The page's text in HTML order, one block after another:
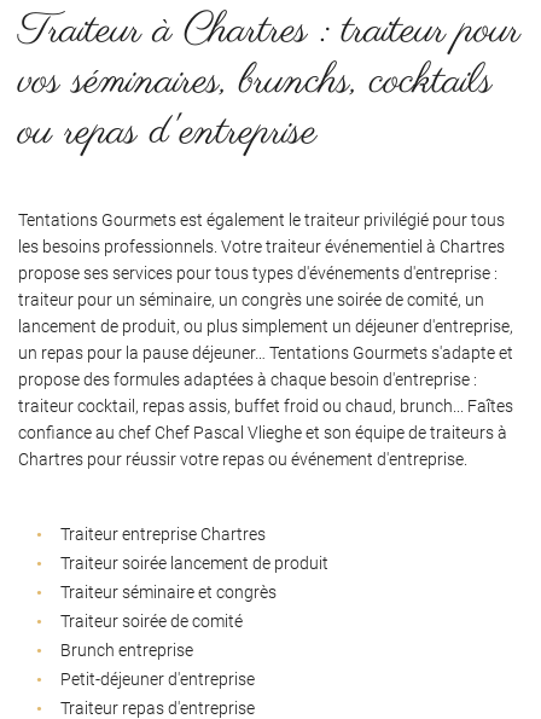
Traiteur à Chartres : traiteur pour
vos séminaires, brunchs, cocktails
ou repas d'entreprise
Tentations Gourmets est également le traiteur privilégié pour tous
les besoins professionnels. Votre traiteur événementiel à Chartres
propose ses services pour tous types d'événements d'entreprise :
traiteur pour un séminaire, un congrès une soirée de comité, un
lancement de produit, ou plus simplement un déjeuner d'entreprise,
un repas pour la pause déjeuner… Tentations Gourmets s'adapte et
propose des formules adaptées à chaque besoin d'entreprise :
traiteur cocktail, repas assis, buffet froid ou chaud, brunch... Faîtes
confiance au chef Chef Pascal Vlieghe et son équipe de traiteurs à
Chartres pour réussir votre repas ou événement d'entreprise.
Traiteur entreprise Chartres
Traiteur soirée lancement de produit
Traiteur séminaire et congrès
Traiteur soirée de comité
Brunch entreprise
Petit-déjeuner d'entreprise
Traiteur repas d'entreprise